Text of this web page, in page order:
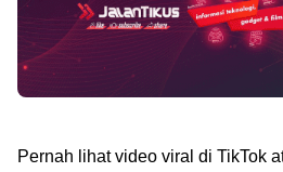
Pernah lihat video viral di TikTok